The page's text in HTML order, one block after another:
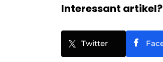
Interessant
Twitter